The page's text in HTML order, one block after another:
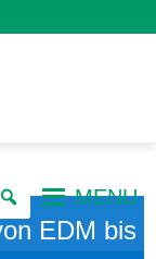
MENU
EDM bis